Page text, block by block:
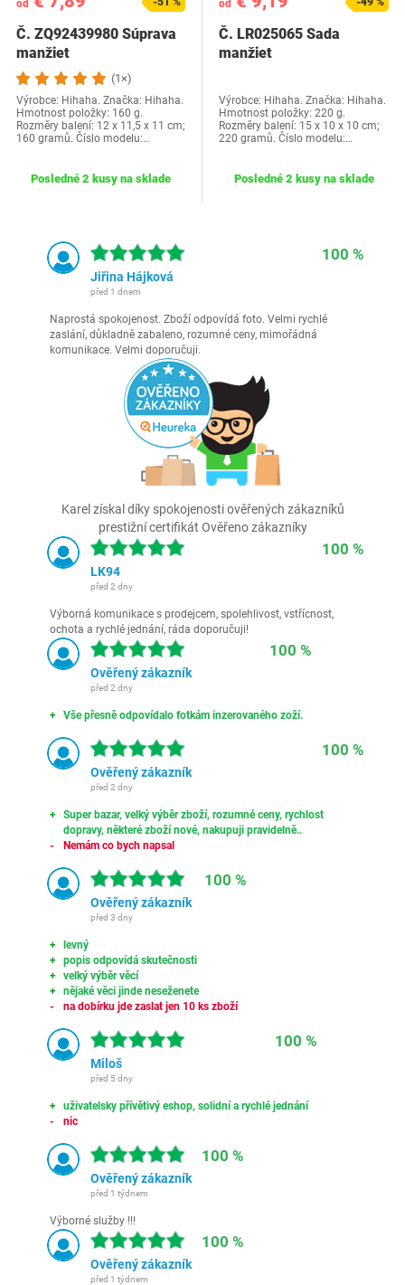
od
Č. ZQ92439980 Súprava
manžiet
homokinetického kĺbu s…
(1×)
Výrobce: Hihaha. Značka: Hihaha.
Hmotnost položky: 160 g.
Rozměry balení: 12 x 11,5 x 11 cm;
160 gramů. Číslo modelu:…
Posledné 2 kusy na sklade
od
Č. LR025065 Sada
manžiet
objímkami…
Výrobce: Hihaha. Značka: Hihaha.
Hmotnost položky: 220 g.
Rozměry balení: 15 x 10 x 10 cm;
220 gramů. Číslo modelu:…
Posledné 2 kusy na sklade
100 %
Jiřina Hájková
před 1 dnem
Naprostá spokojenost. Zboží odpovídá foto. Velmi rychlé
zaslání, důkladně zabaleno, rozumné ceny, mimořádná
komunikace. Velmi doporučuji.
Karel získal díky spokojenosti ověřených zákazníků
prestižní certifikát Ověřeno zákazníky
100 %
LK94
před 2 dny
Výborná komunikace s prodejcem, spolehlivost, vstřícnost,
ochota a rychlé jednání, ráda doporučuji!
100 %
Ověřený zákazník
před 2 dny
Vše přesně odpovídalo fotkám inzerovaného zoží.
100 %
Ověřený zákazník
před 2 dny
Super bazar, velký výběr zboží, rozumné ceny, rychlost
dopravy, některé zboží nové, nakupuji pravidelně..
Nemám co bych napsal
100 %
Ověřený zákazník
před 3 dny
levný
popis odpovídá skutečnosti
velký výběr věcí
nějaké věci jinde neseženete
na dobírku jde zaslat jen 10 ks zboží
100 %
Miloš
před 5 dny
uživatelsky přívětivý eshop, solidní a rychlé jednání
nic
100 %
Ověřený zákazník
před 1 týdnem
Výborné služby !!!
100 %
Ověřený zákazník
před 1 týdnem